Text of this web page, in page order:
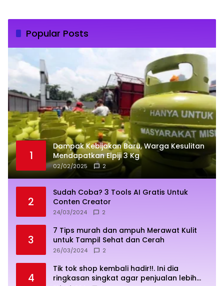
Popular Posts
1
Dampak Kebijakan Baru, Warga Kesulitan
Mendapatkan Elpiji 3 Kg
02/02/2025 2
2
Sudah Coba? 3 Tools AI Gratis Untuk
Conten Creator
24/03/2024 2
3
7 Tips murah dan ampuh Merawat Kulit
untuk Tampil Sehat dan Cerah
26/03/2024 2
4
Tik tok shop kembali hadir!!. Ini dia
ringkasan singkat agar penjualan lebih